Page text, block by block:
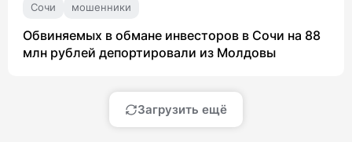
Сочи мошенники
Обвиняемых в обмане инвесторов в Сочи на 88
млн рублей депортировали из Молдовы
Загрузить ещё